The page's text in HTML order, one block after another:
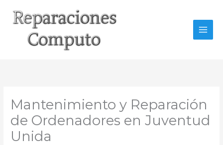
contenido
Mantenimiento y Reparación
de Ordenadores en Juventud
Unida